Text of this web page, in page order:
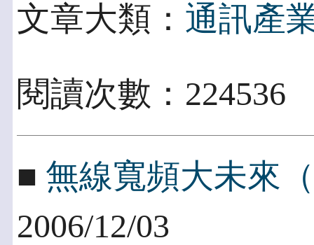
文章大類： 通訊產
閱讀次數：
■ 無線寬頻大未來
2006/12/03